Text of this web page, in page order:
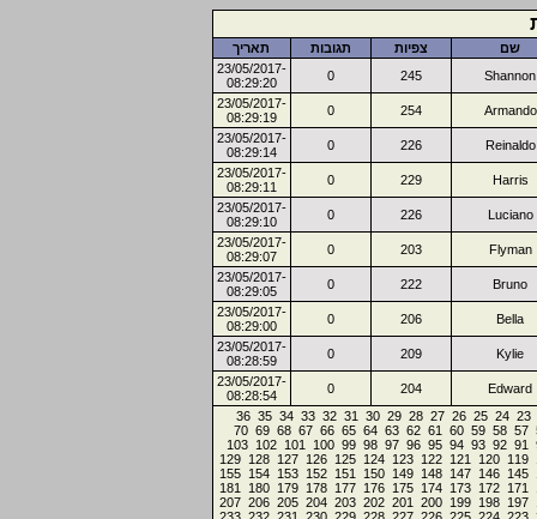
שם צפיות תגובות
תאריך
Shannon
245
0
23/05/2017-
08:29:20
Armando
254
0
23/05/2017-
08:29:19
Reinaldo
226
0
23/05/2017-
08:29:14
Harris
229
0
23/05/2017-
08:29:11
Luciano
226
0
23/05/2017-
08:29:10
Flyman
203
0
23/05/2017-
08:29:07
Bruno
222
0
23/05/2017-
08:29:05
Bella
206
0
23/05/2017-
08:29:00
Kylie
209
0
23/05/2017-
08:28:59
Edward
204
0
23/05/2017-
08:28:54
23
24
25
26
27
28
29
30
31
32
33
34
35
36
57
58
59
60
61
62
63
64
65
66
67
68
69
70
91
92
93
94
95
96
97
98
99
100
101
102
103
119
120
121
122
123
124
125
126
127
128
129
145
146
147
148
149
150
151
152
153
154
155
171
172
173
174
175
176
177
178
179
180
181
197
198
199
200
201
202
203
204
205
206
207